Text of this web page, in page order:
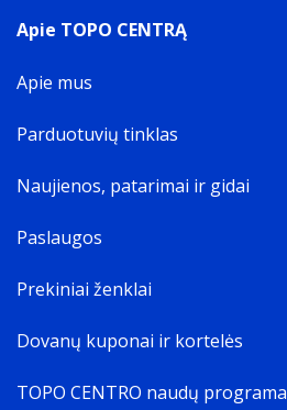
Apie TOPO CENTRĄ
Apie mus
Parduotuvių tinklas
Naujienos, patarimai ir gidai
Paslaugos
Prekiniai ženklai
Dovanų kuponai ir kortelės
TOPO CENTRO naudų programa